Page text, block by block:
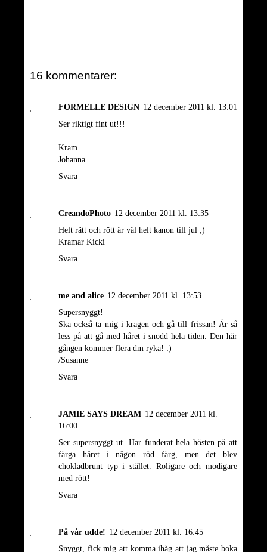
16 kommentarer:
FORMELLE DESIGN 12 december 2011 kl. 13:01
Ser riktigt fint ut!!!
Kram
Johanna
Svara
CreandoPhoto 12 december 2011 kl. 13:35
Helt rätt och rött är väl helt kanon till jul ;)
Kramar Kicki
Svara
me and alice 12 december 2011 kl. 13:53
Supersnyggt!
Ska också ta mig i kragen och gå till frissan! Är så
less på att gå med håret i snodd hela tiden. Den här
gången kommer flera dm ryka! :)
/Susanne
Svara
JAMIE SAYS DREAM 12 december 2011 kl.
16:00
Ser supersnyggt ut. Har funderat hela hösten på att
färga håret i någon röd färg, men det blev
chokladbrunt typ i stället. Roligare och modigare
med rött!
Svara
På vår udde! 12 december 2011 kl. 16:45
Snyggt, fick mig att komma ihåg att jag måste boka